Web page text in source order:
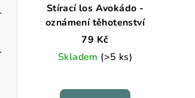
pohlaví
miminko
Stírací los Avokádo -
oznámení těhotenství
79 Kč
Skladem (>5 ks)